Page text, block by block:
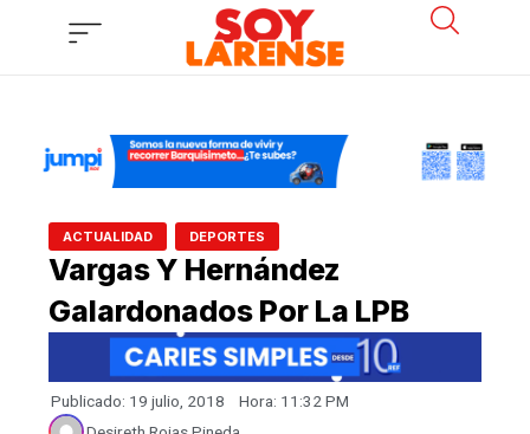
ACTUALIDAD DEPORTES
Vargas Y Hernández
Galardonados Por La LPB
Publicado: 19 julio, 2018 Hora: 11:32 PM